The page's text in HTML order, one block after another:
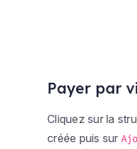
Payer par
Cliquez sur la
créée puis sur